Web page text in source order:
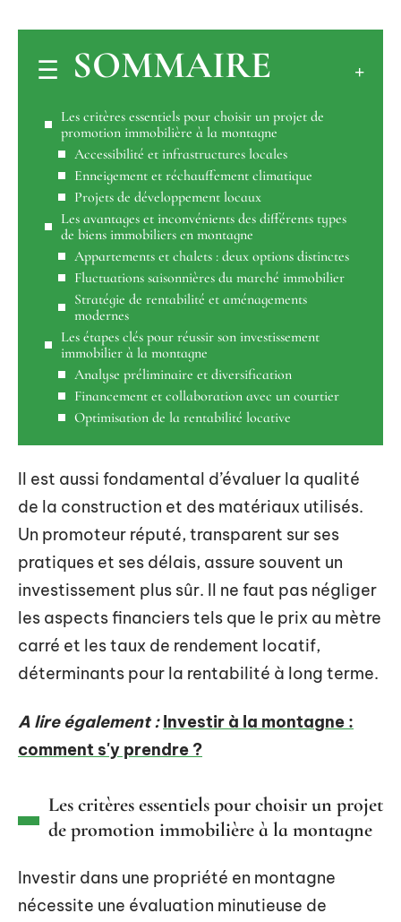
SOMMAIRE
Les critères essentiels pour choisir un projet de
promotion immobilière à la montagne
Accessibilité et infrastructures locales
Enneigement et réchauffement climatique
Projets de développement locaux
Les avantages et inconvénients des différents types
de biens immobiliers en montagne
Appartements et chalets : deux options distinctes
Fluctuations saisonnières du marché immobilier
Stratégie de rentabilité et aménagements
modernes
Les étapes clés pour réussir son investissement
immobilier à la montagne
Analyse préliminaire et diversification
Financement et collaboration avec un courtier
Optimisation de la rentabilité locative
Il est aussi fondamental d’évaluer la qualité
de la construction et des matériaux utilisés.
Un promoteur réputé, transparent sur ses
pratiques et ses délais, assure souvent un
investissement plus sûr. Il ne faut pas négliger
les aspects financiers tels que le prix au mètre
carré et les taux de rendement locatif,
déterminants pour la rentabilité à long terme.
A lire également : Investir à la montagne :
comment s'y prendre ?
Les critères essentiels pour choisir un projet
de promotion immobilière à la montagne
Investir dans une propriété en montagne
nécessite une évaluation minutieuse de